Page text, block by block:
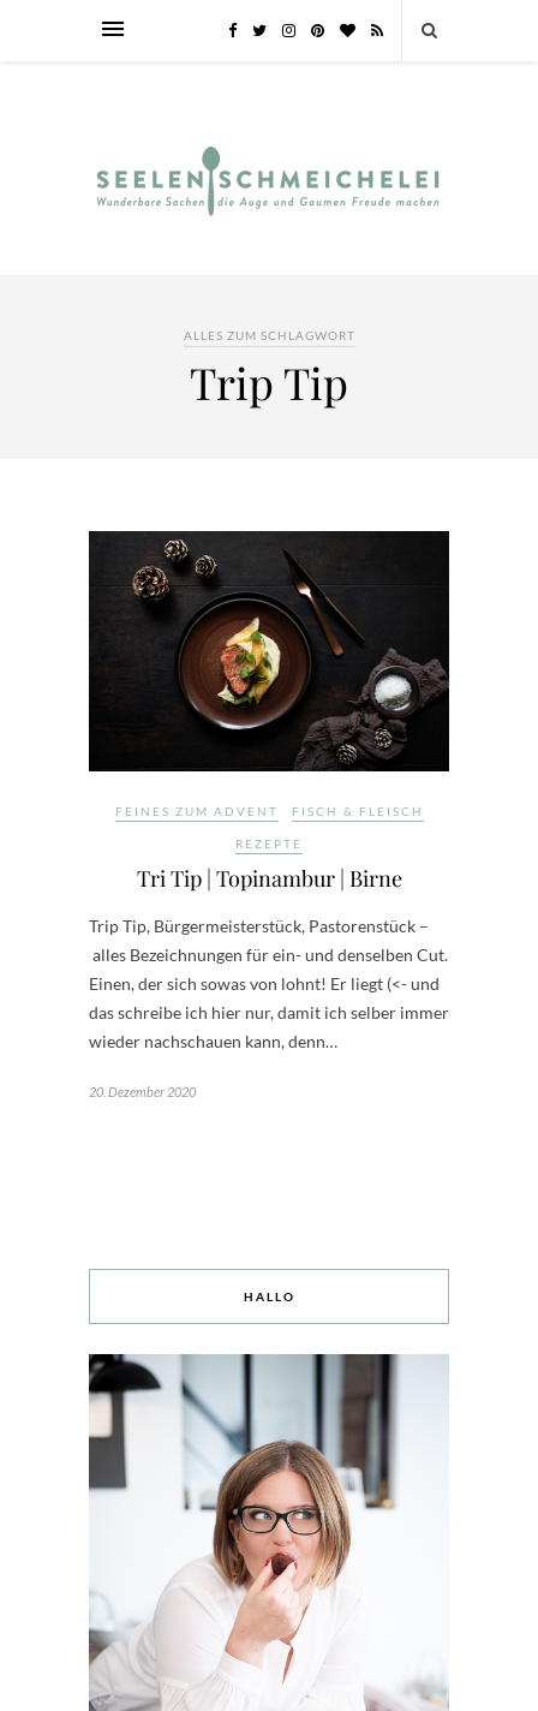
ALLES ZUM SCHLAGWORT
Trip Tip
FEINES ZUM ADVENT FISCH & FLEISCH
REZEPTE
Tri Tip | Topinambur | Birne
Trip Tip, Bürgermeisterstück, Pastorenstück –
alles Bezeichnungen für ein- und denselben Cut.
Einen, der sich sowas von lohnt! Er liegt (<- und
das schreibe ich hier nur, damit ich selber immer
wieder nachschauen kann, denn…
20. Dezember 2020
HALLO